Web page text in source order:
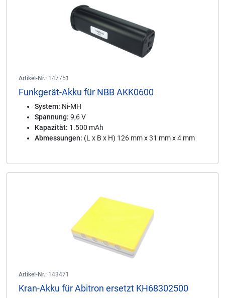
Artikel-Nr.: 147751
Funkgerät-Akku für NBB AKK0600
System: Ni-MH
Spannung: 9,6 V
Kapazität: 1.500 mAh
Abmessungen: (L x B x H) 126 mm x 31 mm x 4 mm
Artikel-Nr.: 143471
Kran-Akku für Abitron ersetzt KH68302500